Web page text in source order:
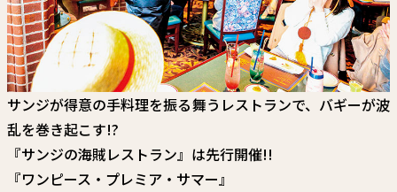
サンジが得意の手料理を振る舞うレストランで、バギーが波
乱を巻き起こす!?
『サンジの海賊レストラン』は先行開催!!
『ワンピース・プレミア・サマー』